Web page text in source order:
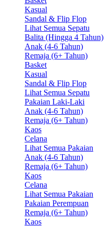
Kasual
Sandal & Flip Flop
Lihat Semua Sepatu
Balita (Hingga 4 Tahun)
Anak (4-6 Tahun)
Remaja (6+ Tahun)
Basket
Kasual
Sandal & Flip Flop
Lihat Semua Sepatu
Pakaian Laki-Laki
Anak (4-6 Tahun)
Remaja (6+ Tahun)
Kaos
Celana
Lihat Semua Pakaian
Anak (4-6 Tahun)
Remaja (6+ Tahun)
Kaos
Celana
Lihat Semua Pakaian
Pakaian Perempuan
Remaja (6+ Tahun)
Kaos